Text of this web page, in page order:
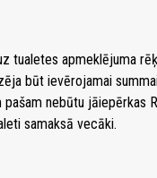
tualetes apmeklējuma
būt ievērojamai
nebūtu jāiepērkas
samaksā vecāki.